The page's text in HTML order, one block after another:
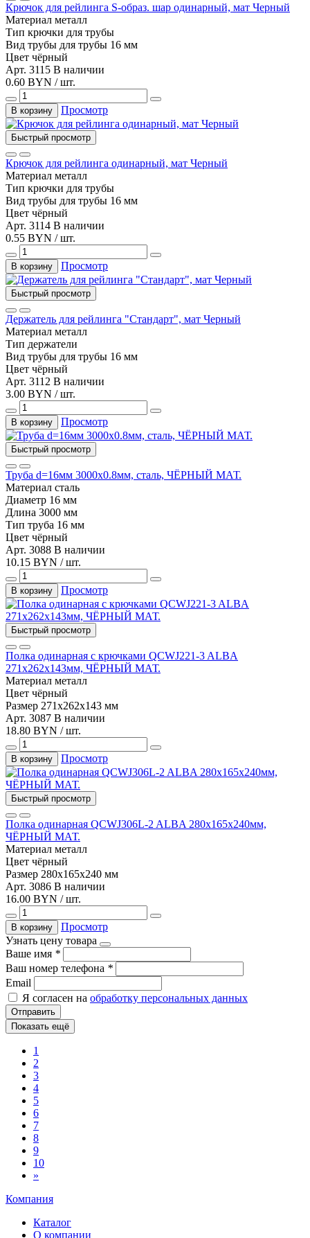
Крючок для рейлинга S-образ. шар одинарный, мат Черный
Материал металл
Тип крючки для трубы
Вид трубы для трубы 16 мм
Цвет чёрный
Арт. 3115 В наличии
0.60 BYN / шт.
В корзину Просмотр
Быстрый просмотр
Крючок для рейлинга одинарный, мат Черный
Материал металл
Тип крючки для трубы
Вид трубы для трубы 16 мм
Цвет чёрный
Арт. 3114 В наличии
0.55 BYN / шт.
В корзину Просмотр
Быстрый просмотр
Держатель для рейлинга "Стандарт", мат Черный
Материал металл
Тип держатели
Вид трубы для трубы 16 мм
Цвет чёрный
Арт. 3112 В наличии
3.00 BYN / шт.
В корзину Просмотр
Быстрый просмотр
Труба d=16мм 3000х0.8мм, сталь, ЧЁРНЫЙ МАТ.
Материал сталь
Диаметр 16 мм
Длина 3000 мм
Тип труба 16 мм
Цвет чёрный
Арт. 3088 В наличии
10.15 BYN / шт.
В корзину Просмотр
Быстрый просмотр
Полка одинарная с крючками QCWJ221-3 ALBA
271x262x143мм, ЧЁРНЫЙ МАТ.
Материал металл
Цвет чёрный
Размер 271х262х143 мм
Арт. 3087 В наличии
18.80 BYN / шт.
В корзину Просмотр
Быстрый просмотр
Полка одинарная QCWJ306L-2 ALBA 280x165x240мм,
ЧЁРНЫЙ МАТ.
Материал металл
Цвет чёрный
Размер 280х165х240 мм
Арт. 3086 В наличии
16.00 BYN / шт.
В корзину
Просмотр
Узнать цену товара
Ваше имя *
Ваш номер телефона *
Email
Я согласен на обработку персональных данных
Отправить
Показать ещё
1
2
3
4
5
6
7
8
9
10
»
Компания
Каталог
О компании